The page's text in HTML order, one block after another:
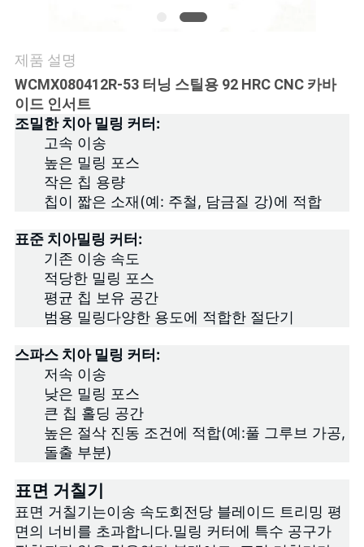
사
이
트
PRIVACY
POLICY
제품 설명
WCMX080412R-53 터닝 스틸용 92 HRC CNC 카바
이드 인서트
조밀한 치아 밀링 커터:
고속 이송
높은 밀링 포스
작은 칩 용량
칩이 짧은 소재(예: 주철, 담금질 강)에 적합
표준 치아밀링 커터:
기존 이송 속도
적당한 밀링 포스
평균 칩 보유 공간
범용 밀링다양한 용도에 적합한 절단기
스파스 치아 밀링 커터:
저속 이송
낮은 밀링 포스
큰 칩 홀딩 공간
높은 절삭 진동 조건에 적합(예:풀 그루브 가공,
돌출 부분)
표면 거칠기
표면 거칠기는이송 속도회전당 블레이드 트리밍 평
면의 너비를 초과합니다.밀링 커터에 특수 공구가